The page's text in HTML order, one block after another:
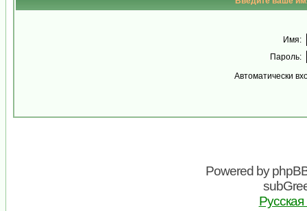
Имя:
Пароль:
Автоматически
Powered by